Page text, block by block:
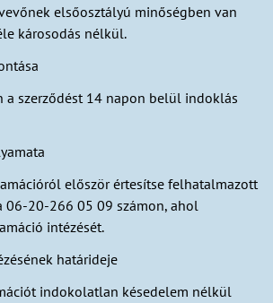
elsőosztályú minőségben van
károsodás nélkül.
a szerződést 14 napon belül indoklás
először értesítse felhatalmazott
06-20-266 05 09 számon, ahol
intézését.
határideje
indokolatlan késedelem nélkül